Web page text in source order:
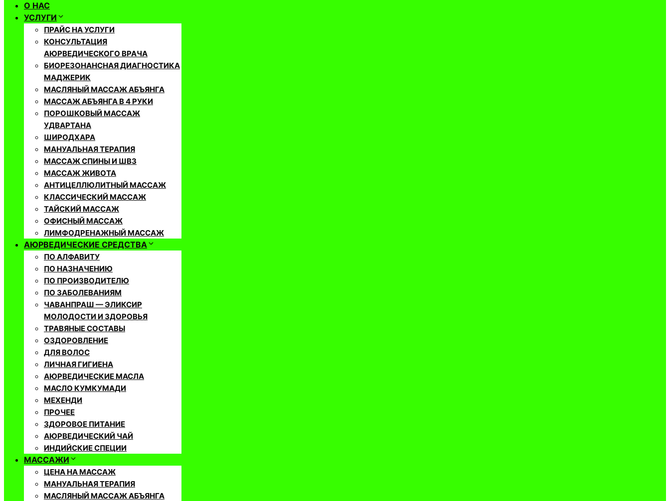
О НАС
УСЛУГИ
ПРАЙС НА УСЛУГИ
КОНСУЛЬТАЦИЯ
АЮРВЕДИЧЕСКОГО ВРАЧА
БИОРЕЗОНАНСНАЯ ДИАГНОСТИКА
МАДЖЕРИК
МАСЛЯНЫЙ МАССАЖ АБЪЯНГА
МАССАЖ АБЪЯНГА В 4 РУКИ
ПОРОШКОВЫЙ МАССАЖ
УДВАРТАНА
ШИРОДХАРА
МАНУАЛЬНАЯ ТЕРАПИЯ
МАССАЖ СПИНЫ И ШВЗ
МАССАЖ ЖИВОТА
АНТИЦЕЛЛЮЛИТНЫЙ МАССАЖ
КЛАССИЧЕСКИЙ МАССАЖ
ТАЙСКИЙ МАССАЖ
ОФИСНЫЙ МАССАЖ
ЛИМФОДРЕНАЖНЫЙ МАССАЖ
АЮРВЕДИЧЕСКИЕ СРЕДСТВА
ПО АЛФАВИТУ
ПО НАЗНАЧЕНИЮ
ПО ПРОИЗВОДИТЕЛЮ
ПО ЗАБОЛЕВАНИЯМ
ЧАВАНПРАШ — ЭЛИКСИР
МОЛОДОСТИ И ЗДОРОВЬЯ
ТРАВЯНЫЕ СОСТАВЫ
ОЗДОРОВЛЕНИЕ
ДЛЯ ВОЛОС
ЛИЧНАЯ ГИГИЕНА
АЮРВЕДИЧЕСКИЕ МАСЛА
МАСЛО КУМКУМАДИ
МЕХЕНДИ
ПРОЧЕЕ
ЗДОРОВОЕ ПИТАНИЕ
АЮРВЕДИЧЕСКИЙ ЧАЙ
ИНДИЙСКИЕ СПЕЦИИ
МАССАЖИ
ЦЕНА НА МАССАЖ
МАНУАЛЬНАЯ ТЕРАПИЯ
МАСЛЯНЫЙ МАССАЖ АБЪЯНГА